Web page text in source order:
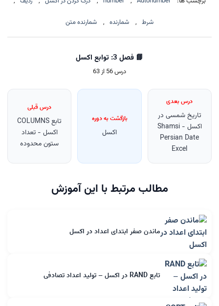
شرط , شمارنده , شمارنده متن
📘 فصل 3: توابع اکسل
درس 56 از 63
درس بعدی
تاریخ شمسی در
اکسل - Shamsi
Persian Date
Excel
بازگشت به دوره
اکسل
درس قبلی
تابع COLUMNS
اکسل - تعداد
ستون محدوده
مطالب مرتبط با این آموزش
ماندن صفر ابتدای اعداد در اکسل
تابع RAND در اکسل – تولید اعداد تصادفی